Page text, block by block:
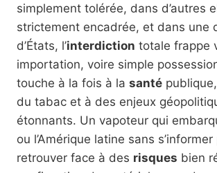
simplement tolérée, dans d’autres
strictement encadrée, et dans une
d’États, l’interdiction totale frappe
importation, voire simple
touche à la fois à la santé
du tabac et à des enjeux
étonnants. Un vapoteur qui
ou l’Amérique latine sans
retrouver face à des risques bien